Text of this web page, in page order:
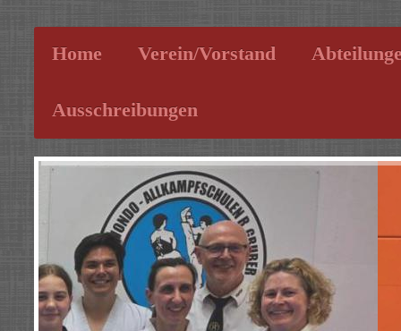
Home Verein/Vorstand
Ausschreibungen